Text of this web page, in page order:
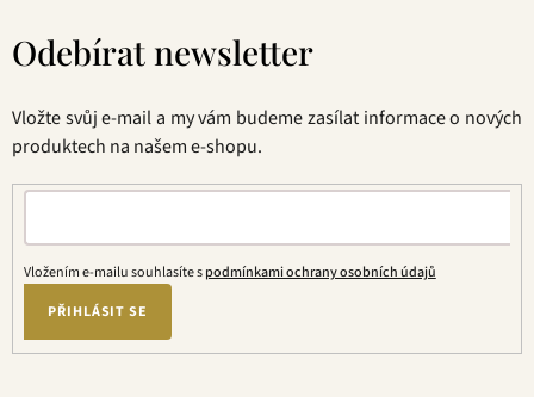
Odebírat newsletter
Vložte svůj e-mail a my vám budeme zasílat informace o nových
produktech na našem e-shopu.
Vložením e-mailu souhlasíte spodmínkami ochrany osobních údajů
PŘIHLÁSIT SE